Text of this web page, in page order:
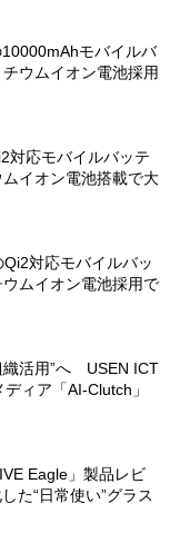
モバイルバ
ウムイオン電池採用
対応モバイルバッテ
イオン電池搭載で大
対応モバイルバッ
ムイオン電池採用で
織活用”へ USEN ICT
ィア「AI-Clutch」
Eagle」製品レビ
た“日常使い”グラス